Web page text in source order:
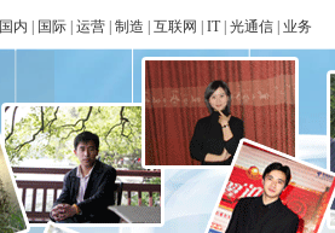
国内 国际 运营 制造 互联网 IT| 光通信 业务